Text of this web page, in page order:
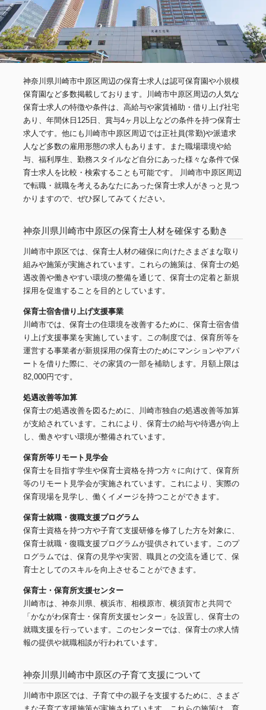
神奈川県川崎市中原区周辺の保育士求人は認可保育園や小規模
保育園など多数掲載しております。川崎市中原区周辺の人気な
保育士求人の特徴や条件は、高給与や家賃補助・借り上げ社宅
あり、年間休日125日、賞与4ヶ月以上などの条件を持つ保育士
求人です。他にも川崎市中原区周辺では正社員(常勤)や派遣求
人など多数の雇用形態の求人もあります。また職場環境や給
与、福利厚生、勤務スタイルなど自分にあった様々な条件で保
育士求人を比較・検索することも可能です。 川崎市中原区周辺
で転職・就職を考えるあなたにあった保育士求人がきっと見つ
かりますので、ぜひ探してみてください。
神奈川県川崎市中原区の保育士人材を確保する動き
川崎市中原区では、保育士人材の確保に向けたさまざまな取り
組みや施策が実施されています。これらの施策は、保育士の処
遇改善や働きやすい環境の整備を通じて、保育士の定着と新規
採用を促進することを目的としています。
保育士宿舎借り上げ支援事業
川崎市では、保育士の住環境を改善するために、保育士宿舎借
り上げ支援事業を実施しています。この制度では、保育所等を
運営する事業者が新規採用の保育士のためにマンションやアパ
ートを借りた際に、その家賃の一部を補助します。月額上限は
82,000円です。
処遇改善等加算
保育士の処遇改善を図るために、川崎市独自の処遇改善等加算
が支給されています。これにより、保育士の給与や待遇が向上
し、働きやすい環境が整備されています。
保育所等リモート見学会
保育士を目指す学生や保育士資格を持つ方々に向けて、保育所
等のリモート見学会が実施されています。これにより、実際の
保育現場を見学し、働くイメージを持つことができます。
保育士就職・復職支援プログラム
保育士資格を持つ方や子育て支援研修を修了した方を対象に、
保育士就職・復職支援プログラムが提供されています。このプ
ログラムでは、保育の見学や実習、職員との交流を通じて、保
育士としてのスキルを向上させることができます。
保育士・保育所支援センター
川崎市は、神奈川県、横浜市、相模原市、横須賀市と共同で
「かながわ保育士・保育所支援センター」を設置し、保育士の
就職支援を行っています。このセンターでは、保育士の求人情
報の提供や就職相談が行われています。
神奈川県川崎市中原区の子育て支援について
川崎市中原区では、子育て中の親子を支援するために、さまざ